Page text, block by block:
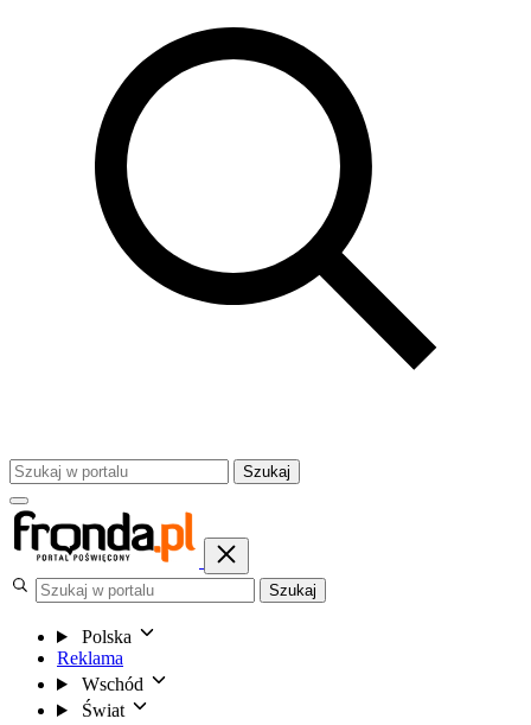
Szukaj
Szukaj
Polska
Reklama
Wschód
Świat